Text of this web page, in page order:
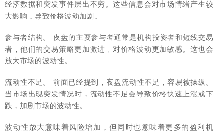
经济数据和突发事件层出不穷。这些信息会对市场情绪产生较
大影响，导致价格波动加剧。
参与者结构。 夜盘的主要参与者通常是机构投资者和短线交易
者，他们的交易策略更加激进，对价格波动更加敏感。这也会
放大市场的波动性。
流动性不足。 前面已经提到，夜盘流动性不足，容易被操纵。
当市场出现突发情况时，流动性不足会导致价格快速上涨或下
跌，加剧市场的波动性。
波动性放大意味着风险增加，但同时也意味着更多的盈利机